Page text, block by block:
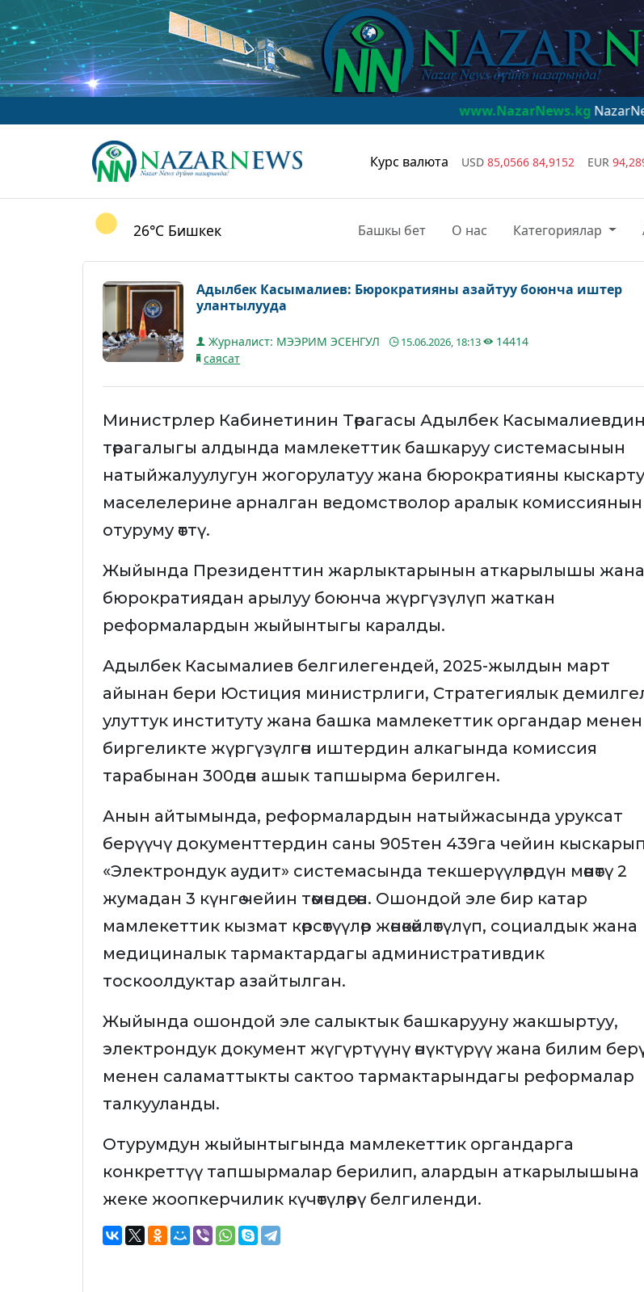
www.NazarNews.kgNazarNews -
Курс валюта USD 85,0566 84,9152 EUR
26°C Бишкек Башкы бет О нас Категориялар
Адылбек Касымалиев: Бюрократияны азайтуу боюнча иштер
улантылууда
Журналист: МЭЭРИМ ЭСЕНГУЛ 15.06.2026, 18:13
14414
саясат
Министрлер Кабинетинин Төрагасы Адылбек Касымалиевдин
төрагалыгы алдында мамлекеттик башкаруу системасынын
натыйжалуулугун жогорулатуу жана бюрократияны
маселелерине арналган ведомстволор аралык комиссиянын
отуруму өттү.
Жыйында Президенттин жарлыктарынын аткарылышы жана
бюрократиядан арылуу боюнча жүргүзүлүп жаткан
реформалардын жыйынтыгы каралды.
Адылбек Касымалиев белгилегендей, 2025-жылдын март
айынан бери Юстиция министрлиги, Стратегиялык
улуттук институту жана башка мамлекеттик органдар менен
биргеликте жүргүзүлгөн иштердин алкагында комиссия
тарабынан 300дөн ашык тапшырма берилген.
Анын айтымында, реформалардын натыйжасында уруксат
берүүчү документтердин саны 905тен 439га чейин
«Электрондук аудит» системасында текшерүүлөрдүн мөөнөтү 2
жумадан 3 күнгө чейин төмөндөгөн. Ошондой эле бир катар
мамлекеттик кызмат көрсөтүүлөр жөнөкөйлөтүлүп, социалдык жана
медициналык тармактардагы административдик
тоскоолдуктар азайтылган.
Жыйында ошондой эле салыктык башкарууну жакшыртуу,
электрондук документ жүгүртүүнү өнүктүрүү жана билим
менен саламаттыкты сактоо тармактарындагы реформалар
талкууланды.
Отурумдун жыйынтыгында мамлекеттик органдарга
конкреттүү тапшырмалар берилип, алардын аткарылышына
жеке жоопкерчилик күчөтүлөрү белгиленди.